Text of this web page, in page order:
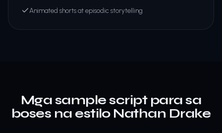
Animated shorts at episodic storytelling
Mga sample script para sa
boses na estilo Nathan Drake